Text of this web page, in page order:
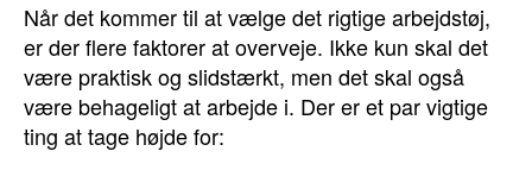
Når det kommer til at vælge det rigtige arbejdstøj,
er der flere faktorer at overveje. Ikke kun skal det
være praktisk og slidstærkt, men det skal også
være behageligt at arbejde i. Der er et par vigtige
ting at tage højde for: